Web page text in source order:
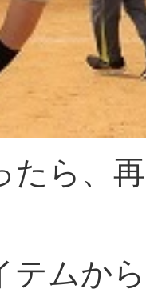
たら、
テムか